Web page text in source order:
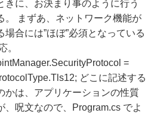
きに、お決まり事のように行う
。 まずあ、ネットワーク機能が
場合には”ほぼ”必須となっている
。
=
どこに記述する
かは、アプリケーションの性質
、呪文なので、Program.cs でよ